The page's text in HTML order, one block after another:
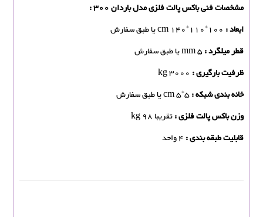
مشخصات فنی باکس پالت فلزی مدل باردان 300 :
ابعاد :
قطر میلگرد :mm 5 یا طبق سفارش
ظرفیت بارگیری :
خانه بندی شبکه :cm 5*5 یا طبق سفارش
وزن باکس پالت فلزی :تقریبا kg 98
قابلیت طبقه بندی :